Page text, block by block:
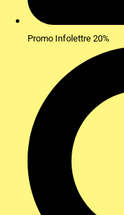
Promo Infolettre 20%